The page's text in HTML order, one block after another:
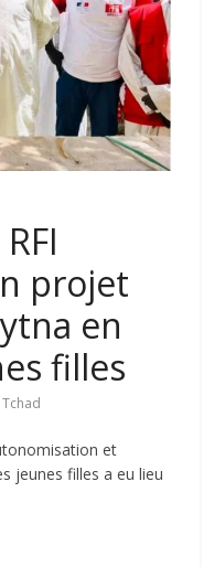
projet
en
filles
Tchad
et
jeunes filles a eu lieu